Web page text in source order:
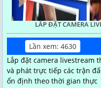
LẮP ĐẶT CAMERA
Lần xem: 4630
Lắp đặt camera livestream
và phát trực tiếp các trận
ổn định theo thời gian thực